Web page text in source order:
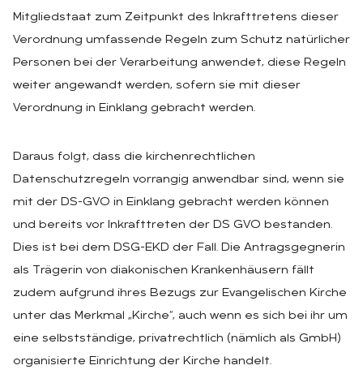
Mitgliedstaat zum Zeitpunkt des Inkrafttretens dieser
Verordnung umfassende Regeln zum Schutz natürlicher
Personen bei der Verarbeitung anwendet, diese Regeln
weiter angewandt werden, sofern sie mit dieser
Verordnung in Einklang gebracht werden.
Daraus folgt, dass die kirchenrechtlichen
Datenschutzregeln vorrangig anwendbar sind, wenn sie
mit der DS-GVO in Einklang gebracht werden können
und bereits vor Inkrafttreten der DS GVO bestanden.
Dies ist bei dem DSG-EKD der Fall. Die Antragsgegnerin
als Trägerin von diakonischen Krankenhäusern fällt
zudem aufgrund ihres Bezugs zur Evangelischen Kirche
unter das Merkmal „Kirche“, auch wenn es sich bei ihr um
eine selbstständige, privatrechtlich (nämlich als GmbH)
organisierte Einrichtung der Kirche handelt.